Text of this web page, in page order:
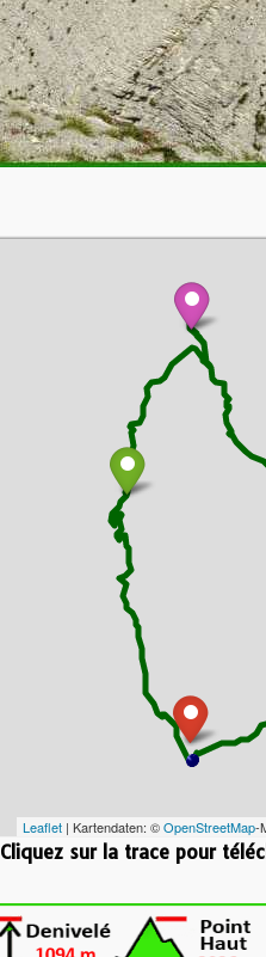
Leaflet | Kartendaten: ©OpenStreetMap-
Cliquez sur la trace pour